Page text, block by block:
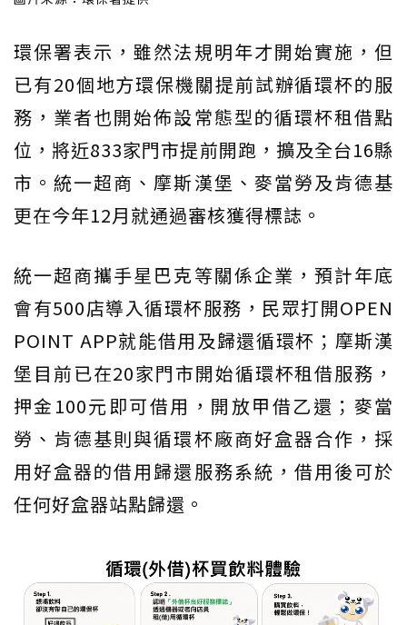
環保署表示，雖然法規明年才開始實施，但
已有20個地方環保機關提前試辦循環杯的服
務，業者也開始佈設常態型的循環杯租借點
位，將近833家門市提前開跑，擴及全台16縣
市。統一超商、摩斯漢堡、麥當勞及肯德基
更在今年12月就通過審核獲得標誌。
統一超商攜手星巴克等關係企業，預計年底
會有500店導入循環杯服務，民眾打開OPEN
POINT APP就能借用及歸還循環杯；摩斯漢
堡目前已在20家門市開始循環杯租借服務，
押金100元即可借用，開放甲借乙還；麥當
勞、肯德基則與循環杯廠商好盒器合作，採
用好盒器的借用歸還服務系統，借用後可於
任何好盒器站點歸還。